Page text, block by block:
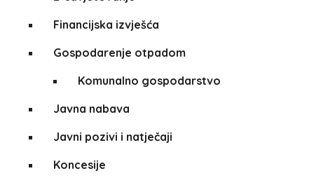
Financijska izvješća
Gospodarenje otpadom
Komunalno gospodarstvo
Javna nabava
Javni pozivi i natječaji
Koncesije